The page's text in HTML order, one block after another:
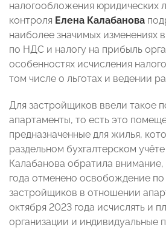
налогообложения юридических
контроля Елена Калабанова
наиболее значимых изменениях
по НДС и налогу на прибыль
особенностях исчисления
том числе о льготах и ведении
Для застройщиков ввели такое
апартаменты, то есть это
предназначенные для жилья,
раздельном бухгалтерском
Калабанова обратила внимание,
года отменено освобождение
застройщиков в отношении
октября 2023 года исчислять и
организации и индивидуальные